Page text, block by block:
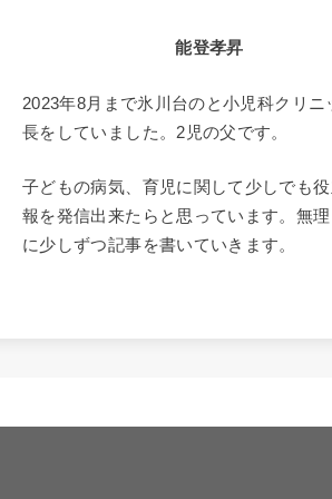
能登孝昇
2023年8月まで氷川台のと小児科クリニ
長をしていました。2児の父です。
子どもの病気、育児に関して少しでも
報を発信出来たらと思っています。無
に少しずつ記事を書いていきます。